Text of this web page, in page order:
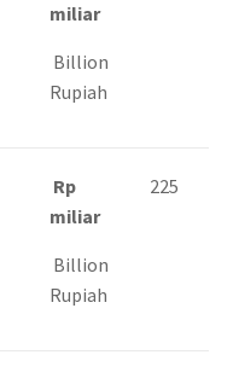
miliar
Billion
Rupiah
Rp
miliar
Billion
Rupiah
225